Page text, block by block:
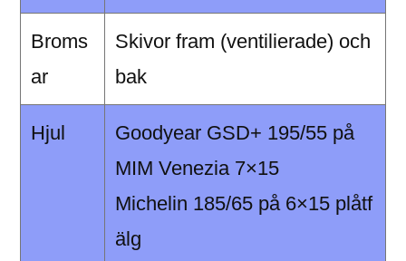
Broms
ar
Skivor fram (ventilierade) och
bak
Hjul
Goodyear GSD+ 195/55 på
MIM Venezia 7×15
Michelin 185/65 på 6×15 plåtf
älg